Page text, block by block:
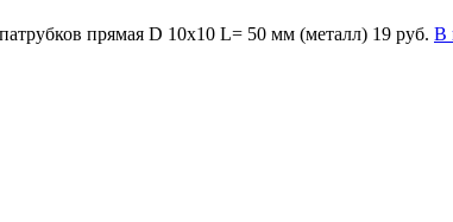
прямая D 10х10 L= 50 мм (металл) 19 руб. В